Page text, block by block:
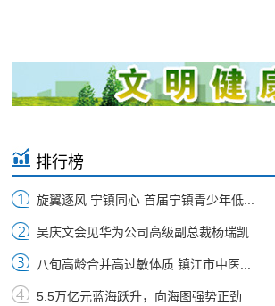
排行榜
旋翼逐风 宁镇同心 首届宁镇青少年低...
吴庆文会见华为公司高级副总裁杨瑞凯
八旬高龄合并高过敏体质 镇江市中医...
5.5万亿元蓝海跃升，向海图强势正劲